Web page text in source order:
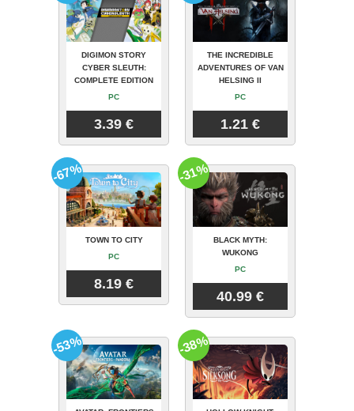
DIGIMON STORY
CYBER SLEUTH:
COMPLETE EDITION
PC
3.39 €
THE INCREDIBLE
ADVENTURES OF VAN
HELSING II
PC
1.21 €
TOWN TO CITY
PC
8.19 €
-67%
BLACK MYTH:
WUKONG
PC
40.99 €
-31%
-53% -38%